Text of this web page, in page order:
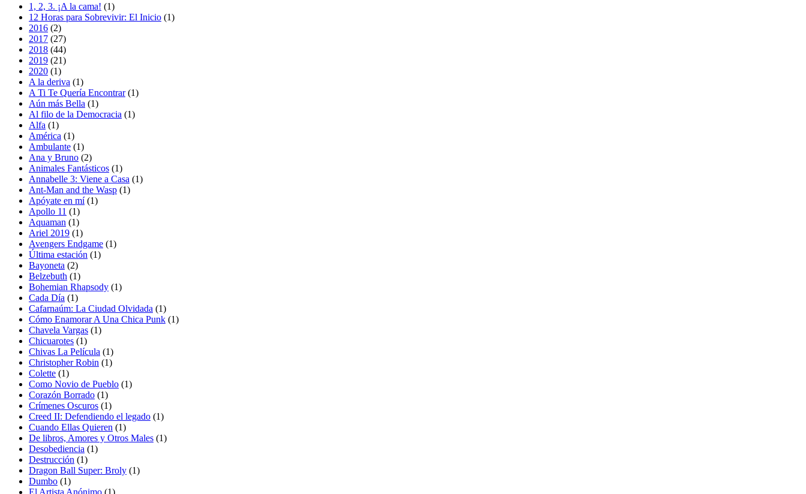
1, 2, 3. ¡A la cama! (1)
12 Horas para Sobrevivir: El Inicio (1)
2016 (2)
2017 (27)
2018 (44)
2019 (21)
2020 (1)
A la deriva (1)
A Ti Te Quería Encontrar(1)
Aún más Bella (1)
Al filo de la Democracia (1)
Alfa (1)
América (1)
Ambulante (1)
Ana y Bruno (2)
Animales Fantásticos (1)
Annabelle 3: Viene a Casa (1)
Ant-Man and the Wasp (1)
Apóyate en mí(1)
Apollo 11 (1)
Aquaman (1)
Ariel 2019 (1)
Avengers Endgame (1)
Última estación (1)
Bayoneta (2)
Belzebuth (1)
Bohemian Rhapsody (1)
Cada Día (1)
Cafarnaúm: La Ciudad Olvidada (1)
Cómo Enamorar A Una Chica Punk (1)
Chavela Vargas (1)
Chicuarotes (1)
Chivas La Película (1)
Christopher Robin (1)
Colette (1)
Como Novio de Pueblo (1)
Corazón Borrado (1)
Crímenes Oscuros (1)
Creed II: Defendiendo el legado (1)
Cuando Ellas Quieren (1)
De libros, Amores y Otros Males (1)
Desobediencia (1)
Destrucción (1)
Dragon Ball Super: Broly (1)
Dumbo (1)
El Artista Anónimo (1)